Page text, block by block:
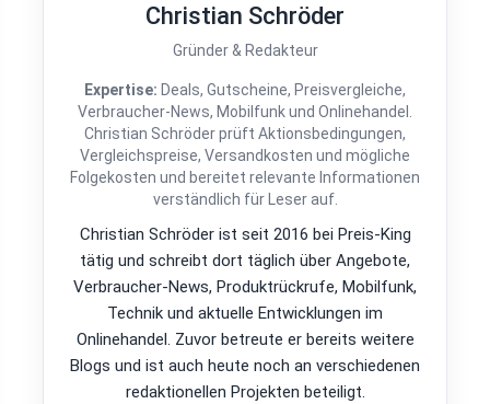
Christian Schröder
Gründer & Redakteur
Expertise: Deals, Gutscheine, Preisvergleiche,
Verbraucher-News, Mobilfunk und Onlinehandel.
Christian Schröder prüft Aktionsbedingungen,
Vergleichspreise, Versandkosten und mögliche
Folgekosten und bereitet relevante Informationen
verständlich für Leser auf.
Christian Schröder ist seit 2016 bei Preis-King
tätig und schreibt dort täglich über Angebote,
Verbraucher-News, Produktrückrufe, Mobilfunk,
Technik und aktuelle Entwicklungen im
Onlinehandel. Zuvor betreute er bereits weitere
Blogs und ist auch heute noch an verschiedenen
redaktionellen Projekten beteiligt.